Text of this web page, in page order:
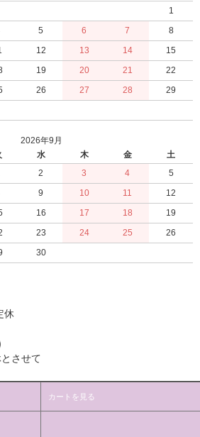
1
5 6 7
8
12 13 14
15
19 20 21
22
26 27 28
29
2026年9月
水 木 金
土
2 3 4
5
9 10 11
12
16 17 18
19
23 24 25
26
30
休
させて
カートを見る